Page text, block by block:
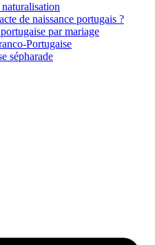
de naissance portugais ?
par mariage
Portugaise
sépharade